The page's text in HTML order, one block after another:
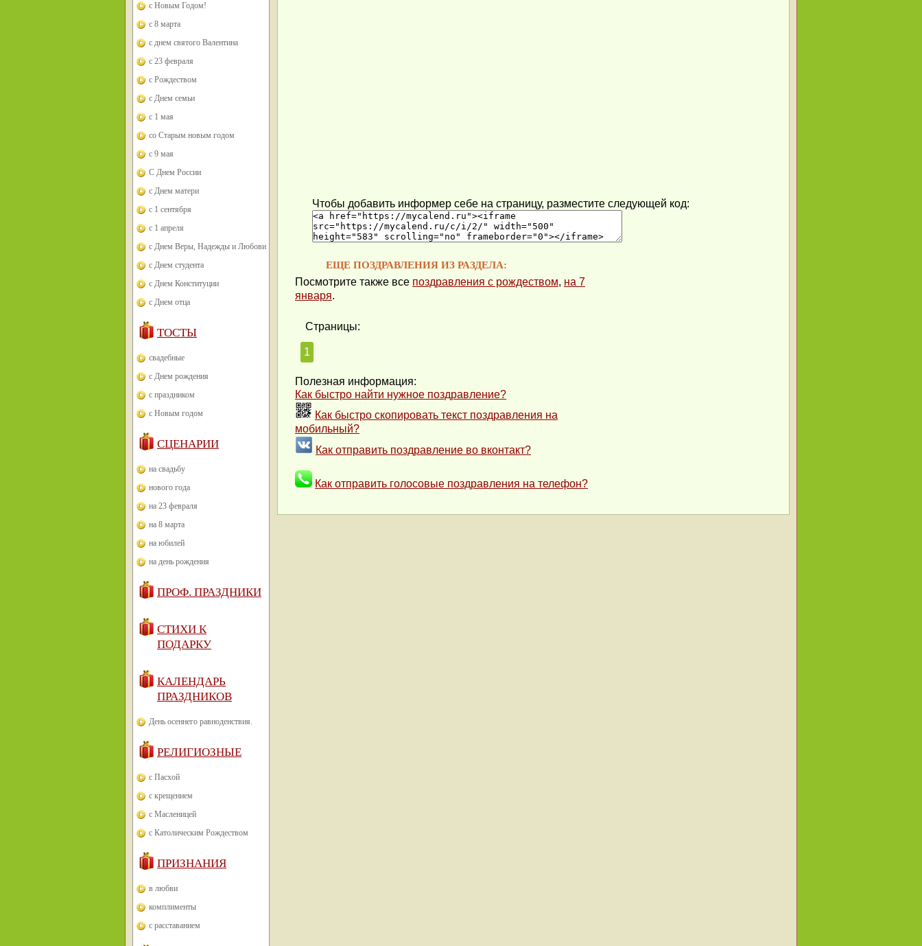
с Новым Годом!
с 8 марта
с днем святого Валентина
с 23 февраля
с Рождеством
с Днем семьи
с 1 мая
со Старым новым годом
с 9 мая
С Днем России
с Днем матери
с 1 сентября
с 1 апреля
с Днем Веры, Надежды и Любови
с Днем студента
с Днем Конституции
с Днем отца
ТОСТЫ
свадебные
с Днем рождения
с праздником
с Новым годом
СЦЕНАРИИ
на свадьбу
нового года
на 23 февраля
на 8 марта
на юбилей
на день рождения
ПРОФ. ПРАЗДНИКИ
СТИХИ К
ПОДАРКУ
КАЛЕНДАРЬ
ПРАЗДНИКОВ
День осеннего равноденствия.
РЕЛИГИОЗНЫЕ
с Пасхой
с крещением
с Масленицей
с Католическим Рождеством
ПРИЗНАНИЯ
в любви
комплименты
с расставанием
Чтобы добавить информер себе на страницу, разместите следующей код:
ЕЩЕ ПОЗДРАВЛЕНИЯ ИЗ РАЗДЕЛА:
Посмотрите также все поздравления с рождеством, на 7
января.
Страницы:
1
Полезная информация:
Как быстро найти нужное поздравление?
Как быстро скопировать текст поздравления на
мобильный?
Как отправить поздравление во вконтакт?
Как отправить голосовые поздравления на телефон?